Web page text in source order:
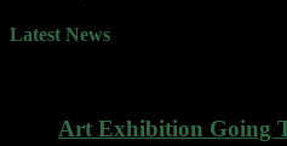
Latest News
Art Exhibition Going